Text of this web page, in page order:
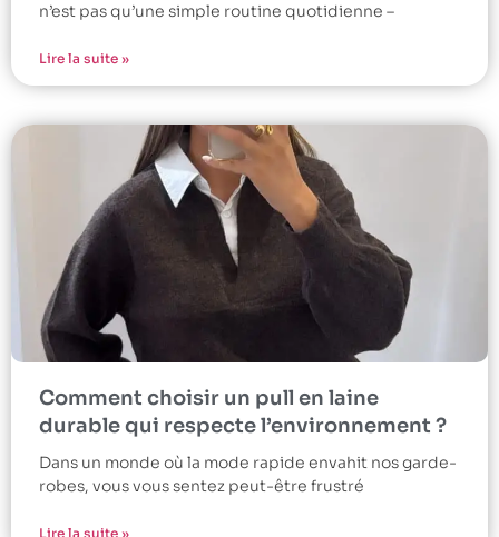
n’est pas qu’une simple routine quotidienne –
Lire la suite »
Comment choisir un pull en laine
durable qui respecte l’environnement ?
Dans un monde où la mode rapide envahit nos garde-
robes, vous vous sentez peut-être frustré
Lire la suite »